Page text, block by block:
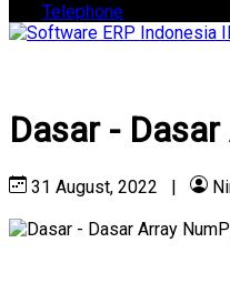
Telephone
Dasar -
31 August, 2022 |